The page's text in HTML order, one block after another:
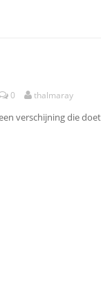
0 thalmaray
verschijning die